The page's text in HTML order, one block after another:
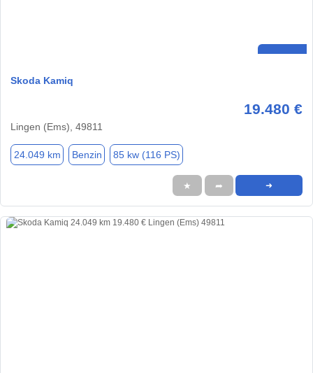
Skoda Kamiq
19.480 €
Lingen (Ems), 49811
24.049 km Benzin 85 kw (116 PS)
★ ➦ ➜